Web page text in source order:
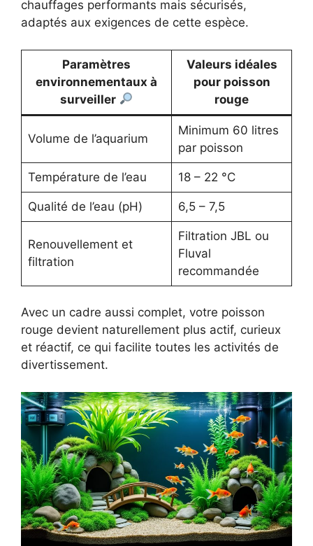
chauffages performants mais sécurisés,
adaptés aux exigences de cette espèce.
Paramètres
environnementaux à
surveiller
Valeurs idéales
pour poisson
rouge
Volume de l’aquarium
Minimum 60 litres
par poisson
Température de l’eau 18 – 22 °C
Qualité de l’eau (pH) 6,5 – 7,5
Renouvellement et
filtration
Filtration JBL ou
Fluval
recommandée
Avec un cadre aussi complet, votre poisson
rouge devient naturellement plus actif, curieux
et réactif, ce qui facilite toutes les activités de
divertissement.